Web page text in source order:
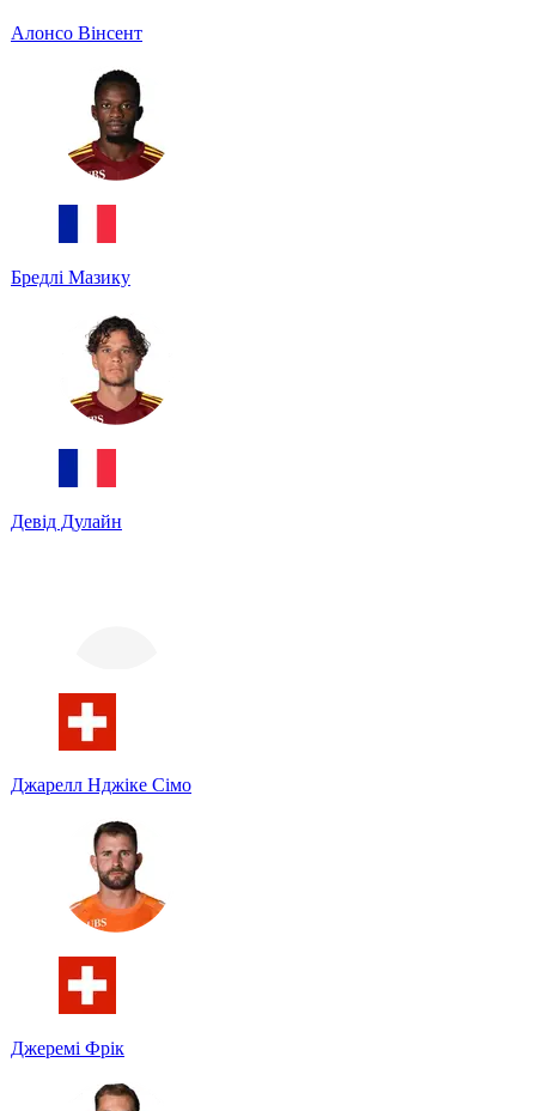
Алонсо Вінсент
Бредлі Мазику
Девід Дулайн
Джарелл Нджіке Сімо
Джеремі Фрік